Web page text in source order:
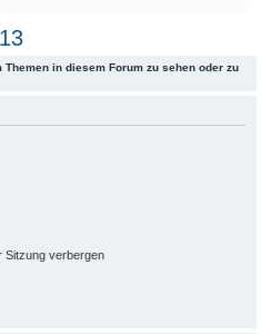
in diesem Forum zu sehen oder zu
Sitzung verbergen